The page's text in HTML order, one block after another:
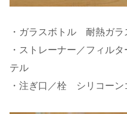
・ガラスボトル 耐熱ガラ
・ストレーナー／フィル
テル
・注ぎ口／栓 シリコーン